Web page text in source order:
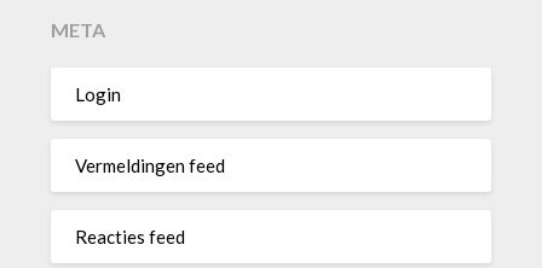
META
Login
Vermeldingen feed
Reacties feed